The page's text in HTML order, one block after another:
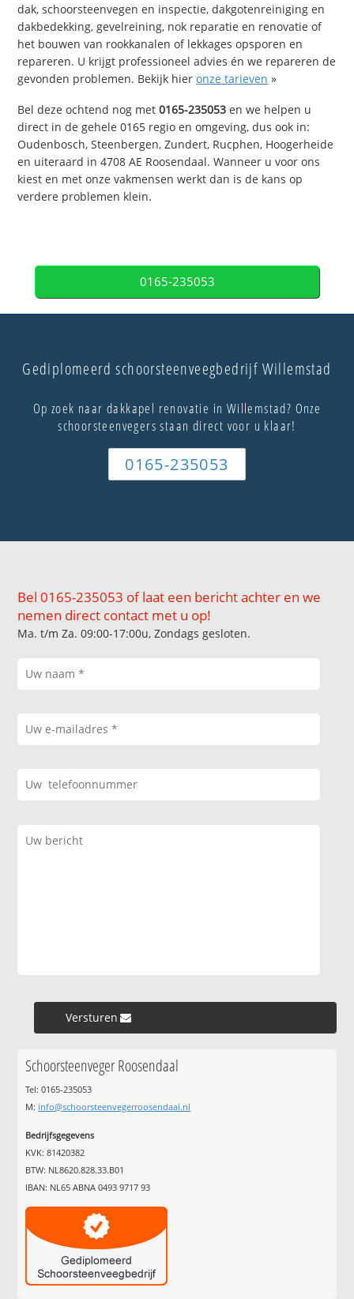
dak, schoorsteenvegen en inspectie, dakgotenreiniging en
dakbedekking, gevelreining, nok reparatie en renovatie of
het bouwen van rookkanalen of lekkages opsporen en
repareren. U krijgt professioneel advies én we repareren de
gevonden problemen. Bekijk hieronze tarieven »
Bel deze ochtend nog met0165-235053 en we helpen u
direct in de gehele 0165 regio en omgeving, dus ook in:
Oudenbosch, Steenbergen, Zundert, Rucphen, Hoogerheide
en uiteraard in 4708 AE Roosendaal. Wanneer u voor ons
kiest en met onze vakmensen werkt dan is de kans op
verdere problemen klein.
0165-235053
Gediplomeerd schoorsteenveegbedrijf Willemstad
Op zoek naar dakkapel renovatie in Willemstad? Onze
schoorsteenvegers staan direct voor u klaar!
0165-235053
Bel 0165-235053 of laat een bericht achter en we
nemen direct contact met u op!
Ma. t/m Za. 09:00-17:00u, Zondags gesloten.
Versturen »
Schoorsteenveger Roosendaal
Tel: 0165-235053
M: info@schoorsteenvegerroosendaal.nl
Bedrijfsgegevens
KVK: 81420382
BTW: NL8620.828.33.B01
IBAN: NL65 ABNA 0493 9717 93